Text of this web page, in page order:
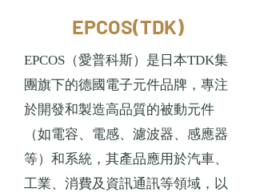
EPCOS(TDK)
EPCOS （愛普科斯）是日本TDK集
團旗下的德國電子元件品牌，專注
於開發和製造高品質的被動元件
（如電容、電感、濾波器、感應器
等）和系統，其產品應用於汽車、
工業、消費及資訊通訊等領域，以